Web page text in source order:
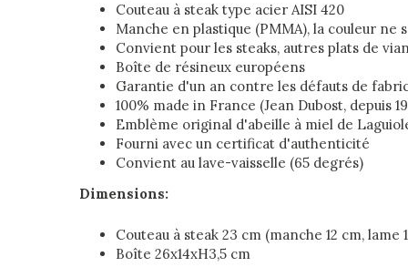
Couteau à steak type acier AISI 420
Manche en plastique (PMMA), la couleur ne
Convient pour les steaks, autres plats de
Boîte de résineux européens
Garantie d'un an contre les défauts de
100% made in France (Jean Dubost, depuis
Emblème original d'abeille à miel de
Fourni avec un certificat d'authenticité
Convient au lave-vaisselle (65 degrés)
Dimensions:
Couteau à steak 23 cm (manche 12 cm, lame
Boîte 26x14xH3,5 cm